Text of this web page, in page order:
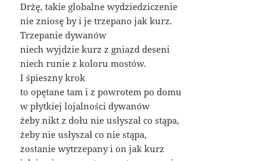
Drżę, takie globalne wydziedziczenie
nie zniosę by i je trzepano jak kurz.
Trzepanie dywanów
niech wyjdzie kurz z gniazd deseni
niech runie z koloru mostów.
I śpieszny krok
to opętane tam i z powrotem po domu
w płytkiej lojalności dywanów
żeby nikt z dołu nie usłyszał co stąpa,
żeby nie usłyszał co nie stąpa,
zostanie wytrzepany i on jak kurz